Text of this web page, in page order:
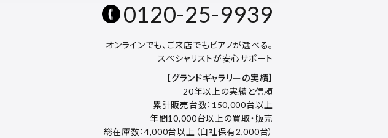
0120-25-9939
オンラインでも、ご来店でもピアノが選べる。
スペシャリストが安心サポート
【グランドギャラリーの実績】
20年以上の実績と信頼
累計販売台数：150,000台以上
年間10,000台以上の買取・販売
総在庫数：4,000台以上（自社保有2,000台）